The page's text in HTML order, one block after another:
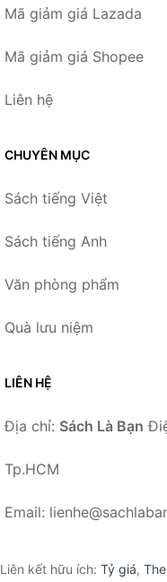
Mã giảm giá Lazada
Mã giảm giá Shopee
Liên hệ
CHUYÊN MỤC
Sách tiếng Việt
Sách tiếng Anh
Văn phòng phẩm
Quà lưu niệm
LIÊN HỆ
Địa chỉ: Sách Là Bạn
Tp.HCM
Email:
Liên kết hữu ích: Tỷ giá,